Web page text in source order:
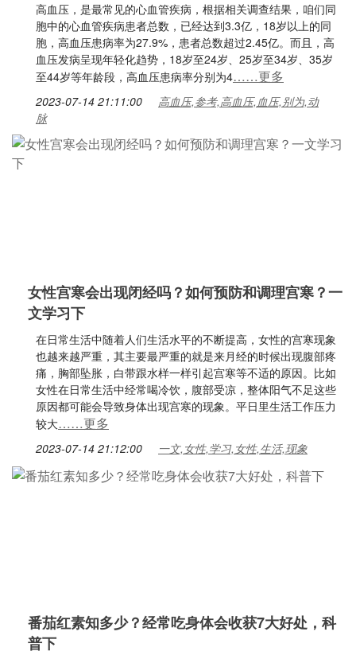
高血压，是最常见的心血管疾病，根据相关调查结果，咱们同
胞中的心血管疾病患者总数，已经达到3.3亿，18岁以上的同
胞，高血压患病率为27.9%，患者总数超过2.45亿。而且，高
血压发病呈现年轻化趋势，18岁至24岁、25岁至34岁、35岁
至44岁等年龄段，高血压患病率分别为4……更多
2023-07-14 21:11:00
高血压,参考,高血压,血压,别为,动
脉
女性宫寒会出现闭经吗？如何预防和调理宫寒？一
文学习下
在日常生活中随着人们生活水平的不断提高，女性的宫寒现象
也越来越严重，其主要最严重的就是来月经的时候出现腹部疼
痛，胸部坠胀，白带跟水样一样引起宫寒等不适的原因。比如
女性在日常生活中经常喝冷饮，腹部受凉，整体阳气不足这些
原因都可能会导致身体出现宫寒的现象。平日里生活工作压力
较大……更多
2023-07-14 21:12:00 一文,女性,学习,女性,生活,现象
番茄红素知多少？经常吃身体会收获7大好处，科
普下